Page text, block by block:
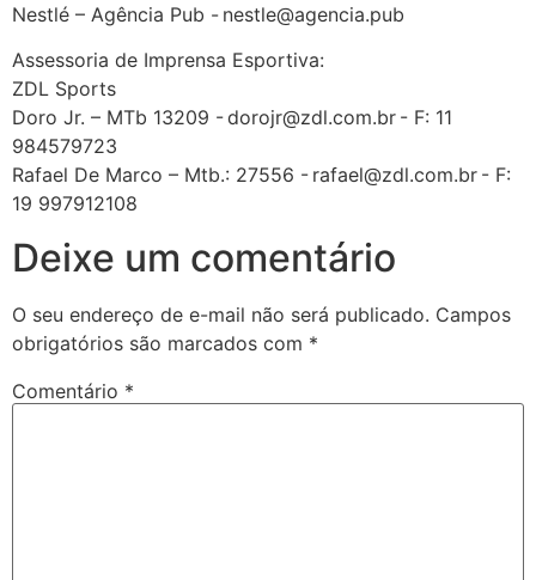
Nestlé – Agência Pub - nestle@agencia.pub
Assessoria de Imprensa Esportiva:
ZDL Sports
Doro Jr. – MTb 13209 - dorojr@zdl.com.br - F: 11
984579723
Rafael De Marco – Mtb.: 27556 - rafael@zdl.com.br - F:
19 997912108
Deixe um comentário
O seu endereço de e-mail não será publicado. Campos
obrigatórios são marcados com *
Comentário *